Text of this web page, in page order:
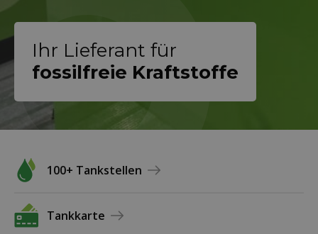
Ihr Lieferant für
fossilfreie Kraftstoffe
100+ Tankstellen
Tankkarte